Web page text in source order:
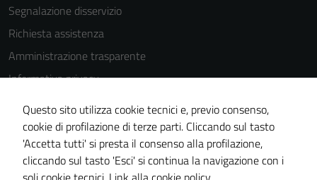
Segnalazione disservizio
Richiesta assistenza
Amministrazione trasparente
Informativa privacy
Note legali
Dichiarazione di accessibilità
Piano di miglioramento del sito
Questo sito utilizza cookie tecnici e, previo consenso,
cookie di profilazione di terze parti. Cliccando sul tasto
'Accetta tutti' si presta il consenso alla profilazione,
cliccando sul tasto 'Esci' si continua la navigazione con i